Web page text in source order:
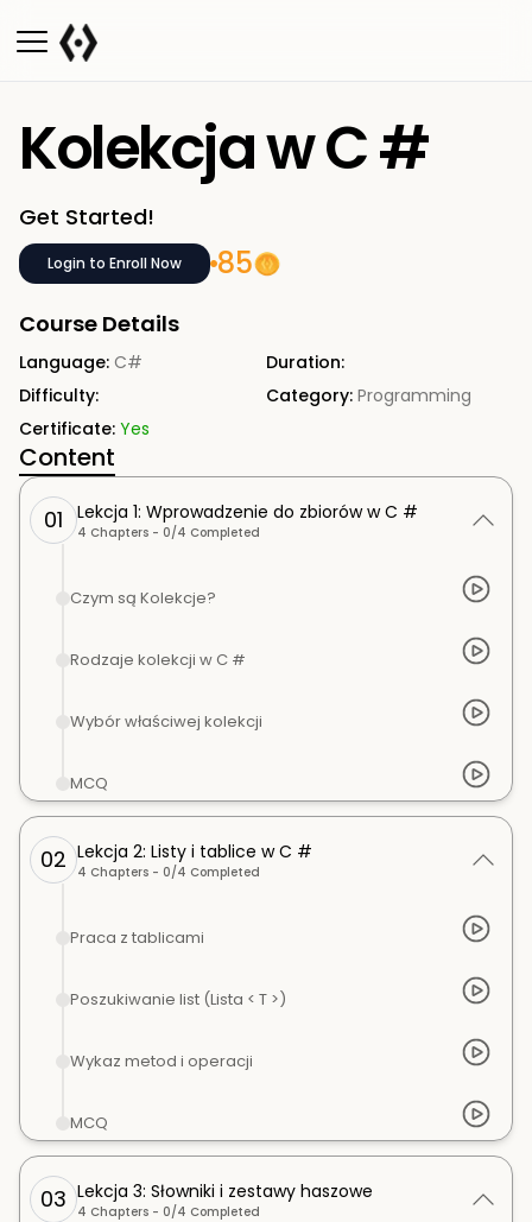
Kolekcja w C #
Get Started!
Login to Enroll Now 85
Course Details
Language: C#
Duration:
Difficulty:
Category: Programming
Certificate: Yes
Content
01 Lekcja 1: Wprowadzenie do zbiorów w C #
4 Chapters - 0/4 Completed
Czym są Kolekcje?
Rodzaje kolekcji w C #
Wybór właściwej kolekcji
MCQ
02 Lekcja 2: Listy i tablice w C #
4 Chapters - 0/4 Completed
Praca z tablicami
Poszukiwanie list (Lista < T >)
Wykaz metod i operacji
MCQ
03 Lekcja 3: Słowniki i zestawy haszowe
4 Chapters - 0/4 Completed